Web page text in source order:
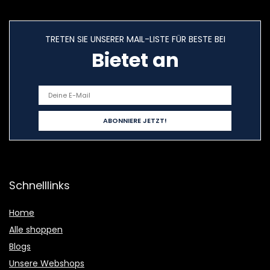
TRETEN SIE UNSERER MAIL-LISTE FÜR BESTE BEI
Bietet an
Schnelllinks
Home
Alle shoppen
Blogs
Unsere Webshops